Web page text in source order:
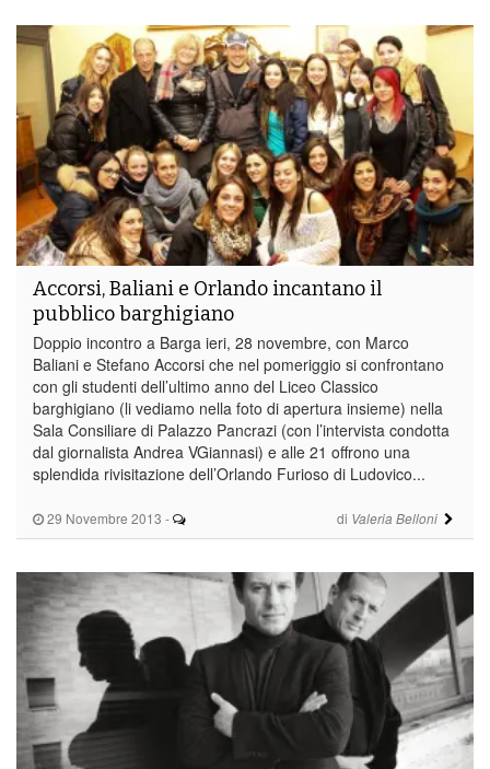
29 Novembre 2013 - di Valeria Belloni
Accorsi, Baliani e Orlando incantano il
pubblico barghigiano
Doppio incontro a Barga ieri, 28 novembre, con Marco
Baliani e Stefano Accorsi che nel pomeriggio si confrontano
con gli studenti dell’ultimo anno del Liceo Classico
barghigiano (li vediamo nella foto di apertura insieme) nella
Sala Consiliare di Palazzo Pancrazi (con l’intervista condotta
dal giornalista Andrea VGiannasi) e alle 21 offrono una
splendida rivisitazione dell’Orlando Furioso di Ludovico...